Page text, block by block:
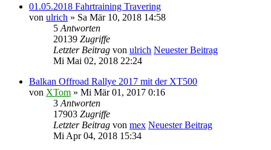
01.05.2018 Fahrtraining Travering
von ulrich » Sa Mär 10, 2018 14:58
5 Antworten
20139 Zugriffe
Letzter Beitrag von ulrich Neuester Beitrag
Mi Mai 02, 2018 22:24
Balkan Offroad Rallye 2017 mit der XT500
von XTom » Mi Mär 01, 2017 0:16
3 Antworten
17903 Zugriffe
Letzter Beitrag von mex Neuester Beitrag
Mi Apr 04, 2018 15:34